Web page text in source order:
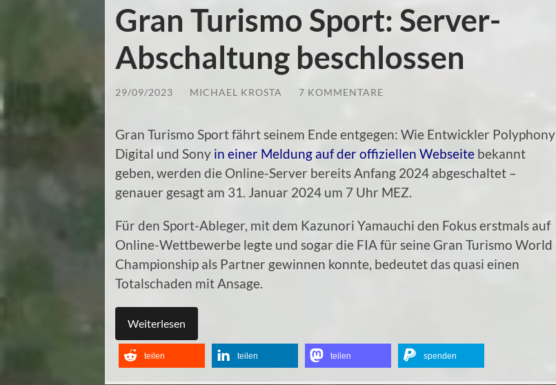
Gran Turismo Sport: Server-
Abschaltung beschlossen
29/09/2023 MICHAEL KROSTA 7 KOMMENTARE
Gran Turismo Sport fährt seinem Ende entgegen: Wie Entwickler Polyphony
Digital und Sony in einer Meldung auf der offiziellen Webseite bekannt
geben, werden die Online-Server bereits Anfang 2024 abgeschaltet –
genauer gesagt am 31. Januar 2024 um 7 Uhr MEZ.
Für den Sport-Ableger, mit dem Kazunori Yamauchi den Fokus erstmals auf
Online-Wettbewerbe legte und sogar die FIA für seine Gran Turismo World
Championship als Partner gewinnen konnte, bedeutet das quasi einen
Totalschaden mit Ansage.
Weiterlesen
teilen teilen teilen spenden